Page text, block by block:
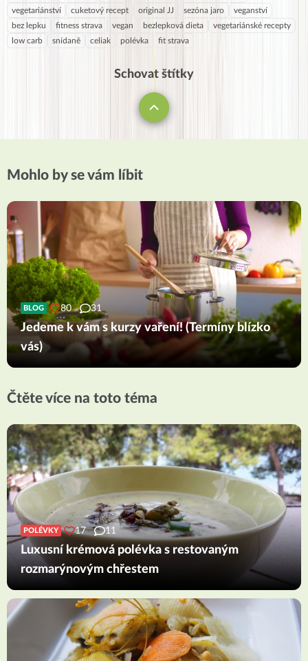
vegetariánství
cuketový recept original JJ sezóna jaro
veganství
bez lepku
fitness strava vegan bezlepková dieta
vegetariánské recepty
low carb
snídaně celiak polévka fit strava
Schovat štítky
Mohlo by se vám líbit
BLOG 80 31
Jedeme k vám s kurzy vaření! (Termíny blízko
vás)
Čtěte více na toto téma
POLÉVKY 17 11
Luxusní krémová polévka s restovaným
rozmarýnovým chřestem